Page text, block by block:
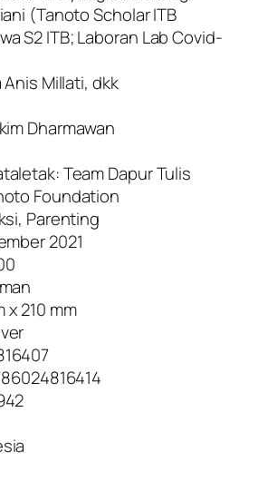
(Tanoto Scholar ITB
S2 ITB; Laboran Lab Covid-
Millati, dkk
Dharmawan
Team Dapur Tulis
Foundation
Parenting
2021
x 210 mm